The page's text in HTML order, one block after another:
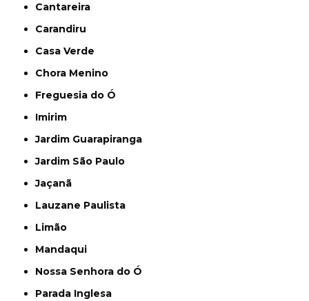
Cantareira
Carandiru
Casa Verde
Chora Menino
Freguesia do Ó
Imirim
Jardim Guarapiranga
Jardim São Paulo
Jaçanã
Lauzane Paulista
Limão
Mandaqui
Nossa Senhora do Ó
Parada Inglesa